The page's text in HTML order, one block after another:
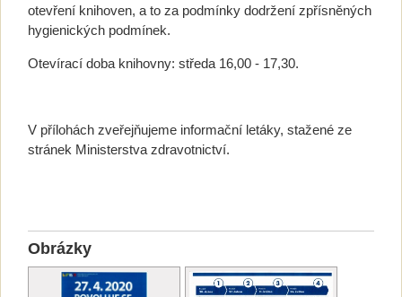
otevření knihoven, a to za podmínky dodržení zpřísněných
hygienických podmínek.
Otevírací doba knihovny: středa 16,00 - 17,30.
V přílohách zveřejňujeme informační letáky, stažené ze
stránek Ministerstva zdravotnictví.
Obrázky